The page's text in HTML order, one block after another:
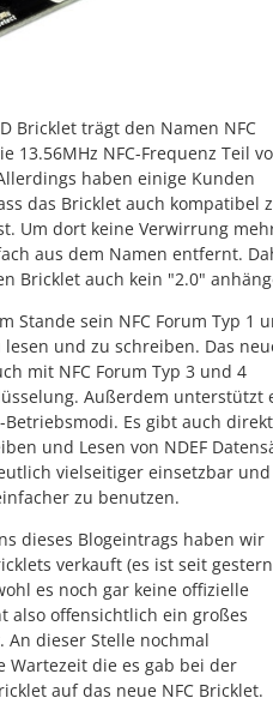
Bricklet trägt den Namen NFC
13.56MHz NFC-Frequenz Teil
haben einige Kunden
das Bricklet auch kompatibel
Um dort keine Verwirrung
aus dem Namen entfernt.
Bricklet auch kein "2.0"
Stande sein NFC Forum Typ 1
lesen und zu schreiben. Das
mit NFC Forum Typ 3 und 4
Außerdem unterstützt
Betriebsmodi. Es gibt auch
und Lesen von NDEF
vielseitiger einsetzbar
zu benutzen.
dieses Blogeintrags haben wir
verkauft (es ist seit
es noch gar keine offizielle
also offensichtlich ein großes
An dieser Stelle nochmal
Wartezeit die es gab bei der
auf das neue NFC Bricklet.